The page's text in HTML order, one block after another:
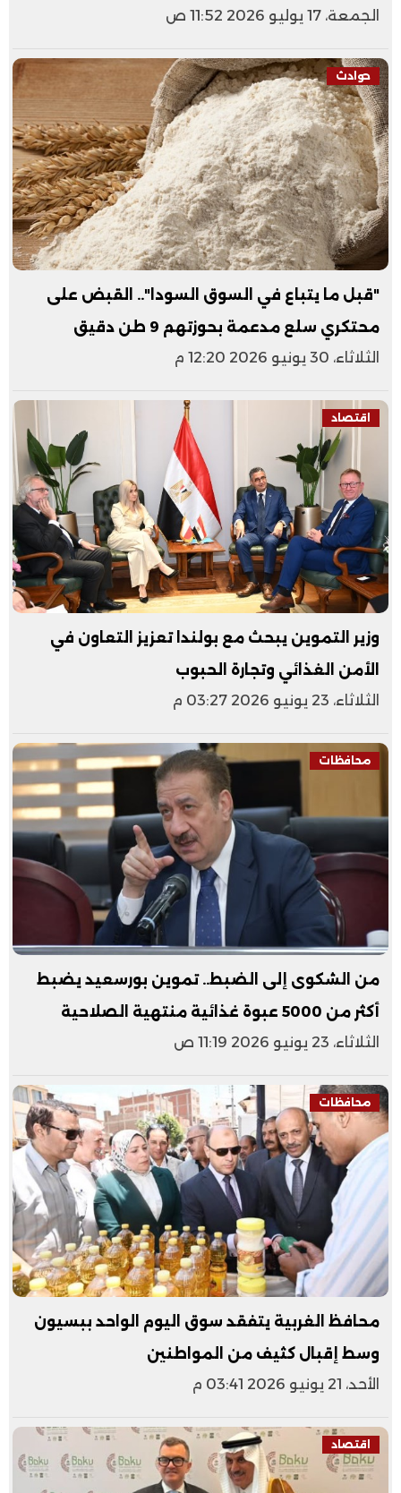
الجمعة، 17 يوليو 2026 11:52 ص
حوادث
"قبل ما يتباع في السوق السودا".. القبض على
محتكري سلع مدعمة بحوزتهم 9 طن دقيق
الثلاثاء، 30 يونيو 2026 12:20 م
اقتصاد
وزير التموين يبحث مع بولندا تعزيز التعاون في
الأمن الغذائي وتجارة الحبوب
الثلاثاء، 23 يونيو 2026 03:27 م
محافظات
من الشكوى إلى الضبط.. تموين بورسعيد يضبط
أكثر من 5000 عبوة غذائية منتهية الصلاحية
الثلاثاء، 23 يونيو 2026 11:19 ص
محافظات
محافظ الغربية يتفقد سوق اليوم الواحد ببسيون
وسط إقبال كثيف من المواطنين
الأحد، 21 يونيو 2026 03:41 م
اقتصاد